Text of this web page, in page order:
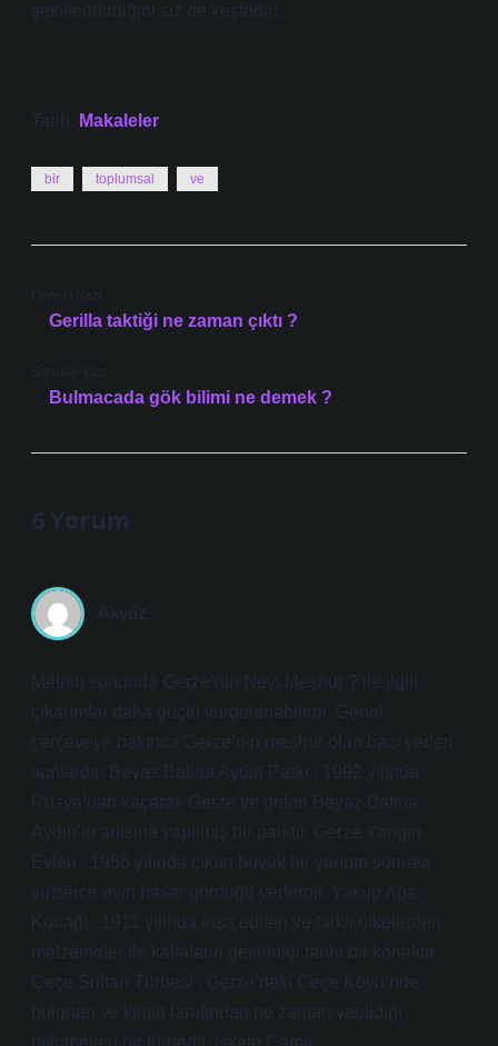
şekillendirdiğini siz de keşfedin.
Tarih: Makaleler
bir toplumsal ve
Önceki Yazı
Gerilla taktiği ne zaman çıktı ?
Sonraki Yazı
Bulmacada gök bilimi ne demek ?
6 Yorum
Akyüz
Metnin sonunda Gerze’nin Neyi Meşhur ? ile ilgili
çıkarımlar daha güçlü vurgulanabilirdi. Genel
çerçeveye bakınca Gerze’nin meşhur olan bazı yerleri
şunlardır: Beyaz Balina Aydın Parkı . 1992 yılında
Rusya’dan kaçarak Gerze’ye gelen Beyaz Balina
Aydın’ın anısına yapılmış bir parktır. Gerze Yangın
Evleri . 1956 yılında çıkan büyük bir yangın sonrası
yüzlerce evin hasar gördüğü yerlerdir. Yakup Ağa
Konağı . 1911 yılında inşa edilen ve farklı ülkelerden
malzemeler ile kalfaların getirildiği tarihi bir konaktır.
Çeçe Sultan Türbesi . Gerze’deki Çeçe Köyü’nde
bulunan ve kimin tarafından ne zaman yapıldığı
bilinmeyen bir türbedir. İskele Camii .